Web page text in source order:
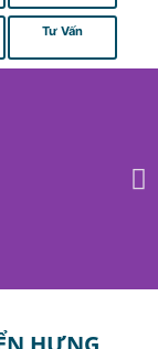
Tư Vấn